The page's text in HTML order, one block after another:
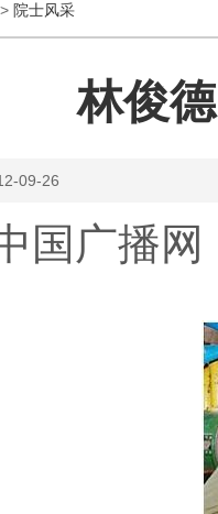
院士风采
林俊
09-26
广播网